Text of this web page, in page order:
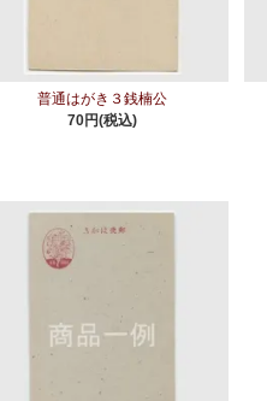
普通はがき３銭楠公
70円(税込)